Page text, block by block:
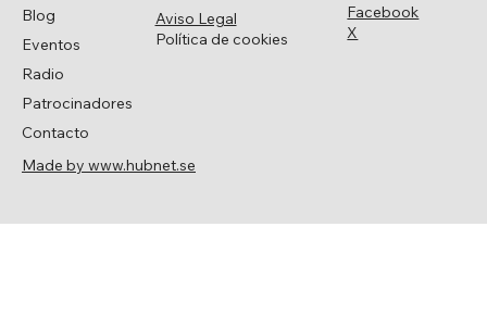
Facebook
X
Aviso Legal
Política de cookies
Blog
Eventos
Radio
Patrocinadores
Contacto
Made by www.hubnet.se